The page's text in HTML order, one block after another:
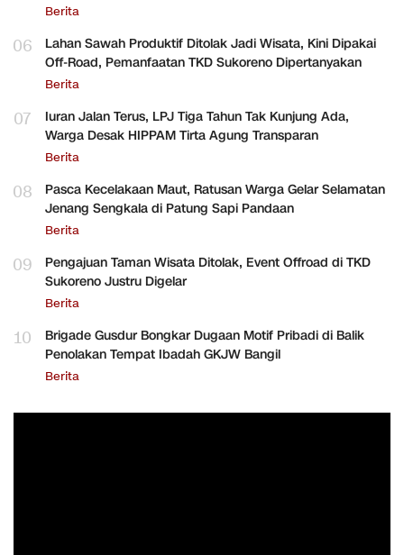
Berita
06
Lahan Sawah Produktif Ditolak Jadi Wisata, Kini Dipakai
Off-Road, Pemanfaatan TKD Sukoreno Dipertanyakan
Berita
07
Iuran Jalan Terus, LPJ Tiga Tahun Tak Kunjung Ada,
Warga Desak HIPPAM Tirta Agung Transparan
Berita
08
Pasca Kecelakaan Maut, Ratusan Warga Gelar Selamatan
Jenang Sengkala di Patung Sapi Pandaan
Berita
09
Pengajuan Taman Wisata Ditolak, Event Offroad di TKD
Sukoreno Justru Digelar
Berita
10
Brigade Gusdur Bongkar Dugaan Motif Pribadi di Balik
Penolakan Tempat Ibadah GKJW Bangil
Berita